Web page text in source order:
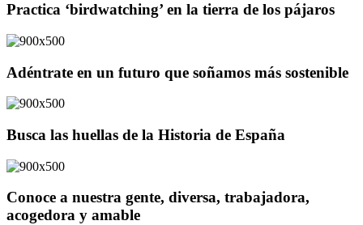
Practica ‘birdwatching’ en la tierra de los pájaros
Adéntrate en un futuro que soñamos más sostenible
Busca las huellas de la Historia de España
Conoce a nuestra gente, diversa, trabajadora,
acogedora y amable